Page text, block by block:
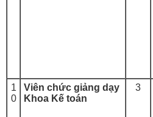
1
0
Viên chức giảng dạy
Khoa Kế toán
3